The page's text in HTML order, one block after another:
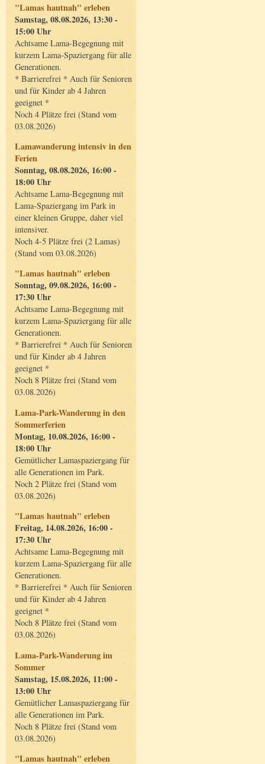
"Lamas hautnah" erleben
Samstag, 08.08.2026, 13:30 -
15:00 Uhr
Achtsame Lama-Begegnung mit
kurzem Lama-Spaziergang für alle
Generationen.
* Barrierefrei * Auch für Senioren
und für Kinder ab 4 Jahren
geeignet *
Noch 4 Plätze frei (Stand vom
03.08.2026)
Lamawanderung intensiv in den
Ferien
Sonntag, 08.08.2026, 16:00 -
18:00 Uhr
Achtsame Lama-Begegnung mit
Lama-Spaziergang im Park in
einer kleinen Gruppe, daher viel
intensiver.
Noch 4-5 Plätze frei (2 Lamas)
(Stand vom 03.08.2026)
"Lamas hautnah" erleben
Sonntag, 09.08.2026, 16:00 -
17:30 Uhr
Achtsame Lama-Begegnung mit
kurzem Lama-Spaziergang für alle
Generationen.
* Barrierefrei * Auch für Senioren
und für Kinder ab 4 Jahren
geeignet *
Noch 8 Plätze frei (Stand vom
03.08.2026)
Lama-Park-Wanderung in den
Sommerferien
Montag, 10.08.2026, 16:00 -
18:00 Uhr
Gemütlicher Lamaspaziergang für
alle Generationen im Park.
Noch 2 Plätze frei (Stand vom
03.08.2026)
"Lamas hautnah" erleben
Freitag, 14.08.2026, 16:00 -
17:30 Uhr
Achtsame Lama-Begegnung mit
kurzem Lama-Spaziergang für alle
Generationen.
* Barrierefrei * Auch für Senioren
und für Kinder ab 4 Jahren
geeignet *
Noch 8 Plätze frei (Stand vom
03.08.2026)
Lama-Park-Wanderung im
Sommer
Samstag, 15.08.2026, 11:00 -
13:00 Uhr
Gemütlicher Lamaspaziergang für
alle Generationen im Park.
Noch 8 Plätze frei (Stand vom
03.08.2026)
"Lamas hautnah" erleben